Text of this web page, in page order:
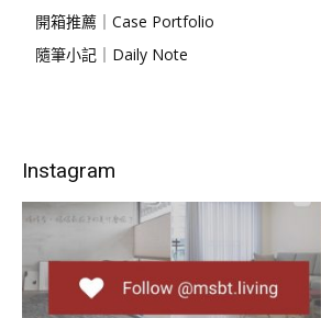
開箱推薦｜Case Portfolio
隨筆小記｜Daily Note
Instagram